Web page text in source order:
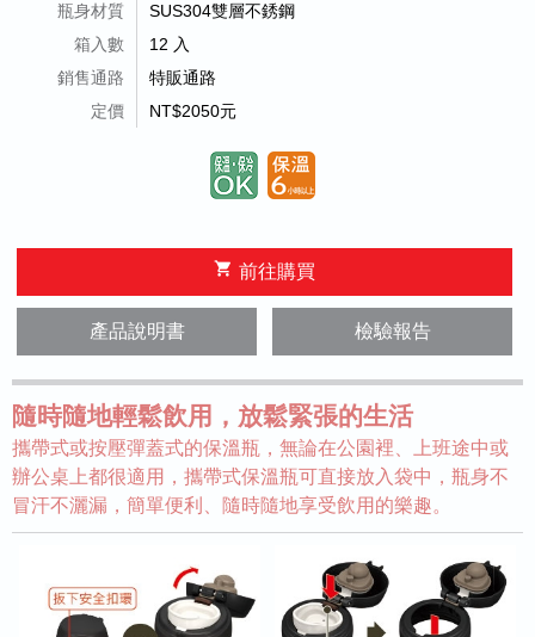
瓶身材質
SUS304雙層不銹鋼
箱入數
12 入
銷售通路
特販通路
定價
NT$2050元
shopping_cart 前往購買
產品說明書 檢驗報告
隨時隨地輕鬆飲用，放鬆緊張的生活
攜帶式或按壓彈蓋式的保溫瓶，無論在公園裡、上班途中或
辦公桌上都很適用，攜帶式保溫瓶可直接放入袋中，瓶身不
冒汗不灑漏，簡單便利、隨時隨地享受飲用的樂趣。